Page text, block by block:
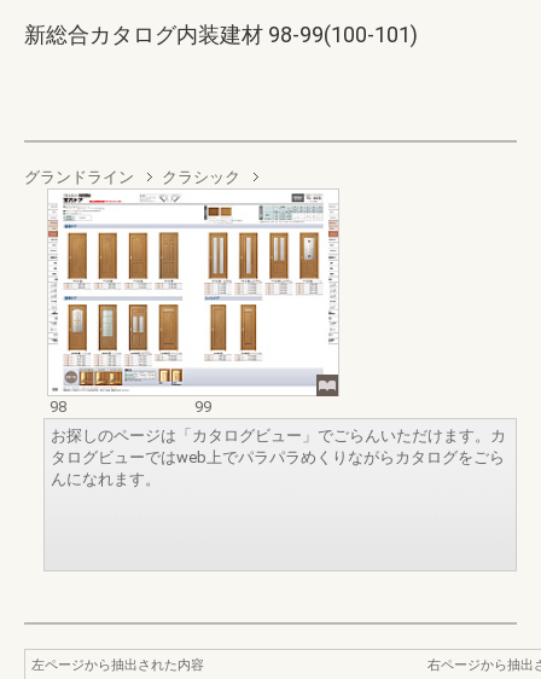
新総合カタログ内装建材 98-99(100-101)
グランドライン クラシック
98
99
お探しのページは「カタログビュー」でごらんいただけます。カ
タログビューではweb上でパラパラめくりながらカタログをごら
んになれます。
左ページから抽出された内容
右ページから抽出